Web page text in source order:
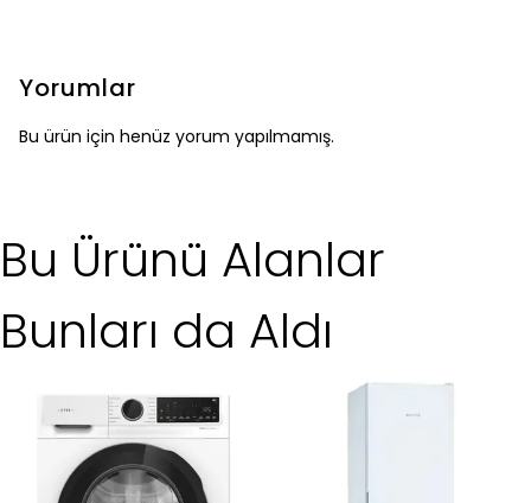
Yorumlar
Bu ürün için henüz yorum yapılmamış.
Bu Ürünü Alanlar
Bunları da Aldı